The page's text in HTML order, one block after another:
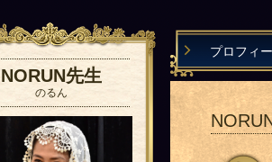
NORUN先生
のるん
プロフィ